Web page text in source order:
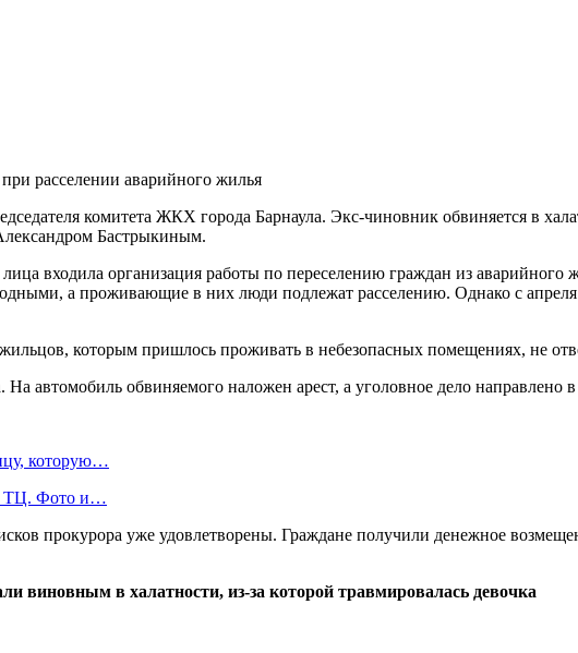
комитета ЖКХ города Барнаула. Экс-чиновник обвиняется в
Бастрыкиным.
входила организация работы по переселению граждан из
а проживающие в них люди подлежат расселению. Однако с
которым пришлось проживать в небезопасных помещениях, не
На автомобиль обвиняемого наложен арест, а уголовное дело направлено
которую…
ТЦ. Фото и…
прокурора уже удовлетворены. Граждане получили денежное
виновным в халатности, из-за которой травмировалась девочка